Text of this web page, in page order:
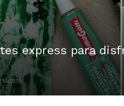
express para
10/2015